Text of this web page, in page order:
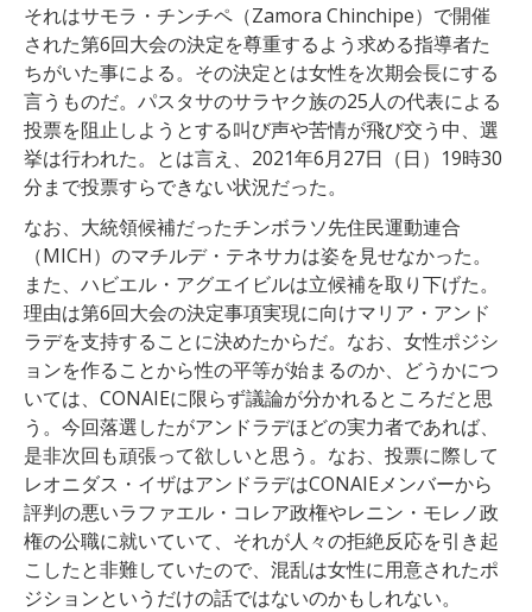
それはサモラ・チンチペ（Zamora Chinchipe）で開催
された第6回大会の決定を尊重するよう求める指導者た
ちがいた事による。その決定とは女性を次期会長にする
言うものだ。パスタサのサラヤク族の25人の代表による
投票を阻止しようとする叫び声や苦情が飛び交う中、選
挙は行われた。とは言え、2021年6月27日（日）19時30
分まで投票すらできない状況だった。
なお、大統領候補だったチンボラソ先住民運動連合
（MICH）のマチルデ・テネサカは姿を見せなかった。
また、ハビエル・アグエイビルは立候補を取り下げた。
理由は第6回大会の決定事項実現に向けマリア・アンド
ラデを支持することに決めたからだ。なお、女性ポジシ
ョンを作ることから性の平等が始まるのか、どうかにつ
いては、CONAIEに限らず議論が分かれるところだと思
う。今回落選したがアンドラデほどの実力者であれば、
是非次回も頑張って欲しいと思う。なお、投票に際して
レオニダス・イザはアンドラデはCONAIEメンバーから
評判の悪いラファエル・コレア政権やレニン・モレノ政
権の公職に就いていて、それが人々の拒絶反応を引き起
こしたと非難していたので、混乱は女性に用意されたポ
ジションというだけの話ではないのかもしれない。